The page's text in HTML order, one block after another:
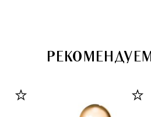
РЕКОМЕНДУЕМ